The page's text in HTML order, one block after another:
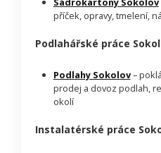
příček, opravy, tmelení,
Podlahářské práce
Podlahy Sokolov–
prodej a dovoz podlah,
okolí
Instalatérské práce